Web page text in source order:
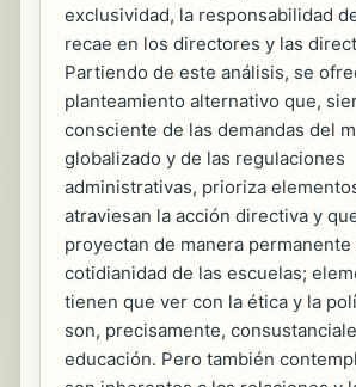
exclusividad, la responsabilidad
recae en los directores y las
Partiendo de este análisis, se
planteamiento alternativo que,
consciente de las demandas del
globalizado y de las regulaciones
administrativas, prioriza
atraviesan la acción directiva y
proyectan de manera permanente
cotidianidad de las escuelas;
tienen que ver con la ética y la
son, precisamente,
educación. Pero también